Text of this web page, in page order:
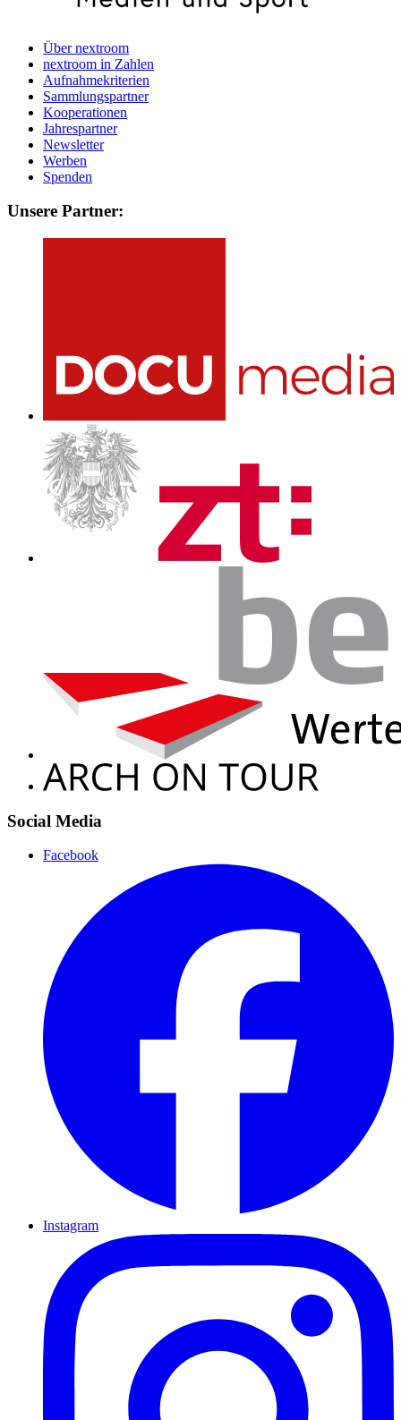
Über nextroom
nextroom in Zahlen
Aufnahmekriterien
Sammlungspartner
Kooperationen
Jahrespartner
Newsletter
Werben
Spenden
Unsere Partner:
Social Media
Facebook
Instagram